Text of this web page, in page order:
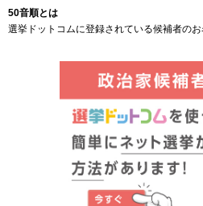
50音順とは
選挙ドットコムに登録されている候補者のお